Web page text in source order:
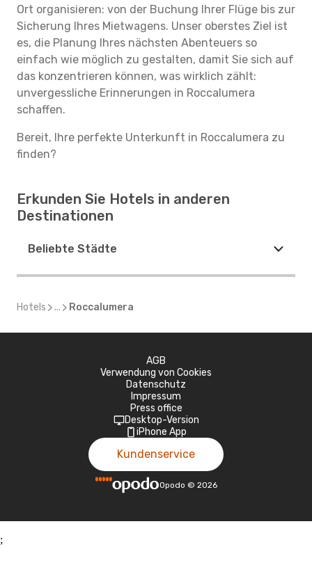
Ort organisieren: von der Buchung Ihrer Flüge bis zur
Sicherung Ihres Mietwagens. Unser oberstes Ziel ist
es, die Planung Ihres nächsten Abenteuers so
einfach wie möglich zu gestalten, damit Sie sich auf
das konzentrieren können, was wirklich zählt:
unvergessliche Erinnerungen in Roccalumera
schaffen.
Bereit, Ihre perfekte Unterkunft in Roccalumera zu
finden?
Erkunden Sie Hotels in anderen
Destinationen
Beliebte Städte
Hotels ... Roccalumera
AGB
Verwendung von Cookies
Datenschutz
Impressum
Press office
Desktop-Version
iPhone App
Kundenservice
Opodo © 2026
;